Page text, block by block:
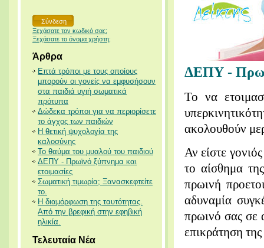
Ξεχάσατε τον κωδικό σας;
Ξεχάσατε το όνομα χρήστη;
Άρθρα
Επτά τρόποι με τους οποίους
μπορούν οι γονείς να εμφυσήσουν
στα παιδιά υγιή σωματικά
πρότυπα
Δώδεκα τρόποι για να περιορίσετε
το άγχος των παιδιών
Η θετική ψυχολογία της
καλοσύνης
Το θαύμα του μυαλού του παιδιού
ΔΕΠΥ - Πρωϊνό ξύπνημα και
ετοιμασίες
Σωματική τιμωρία; Ξανασκεφτείτε
το.
Η διαμόρφωση της ταυτότητας.
Από την βρεφική στην εφηβική
ηλικία.
Τελευταία Νέα
ΔΕΠΥ -
Το να
ακολουθούν
Αν είστε
το αίσθημα
πρωινή
αδυναμία
πρωινό σας σε
επικράτηση